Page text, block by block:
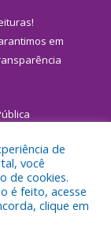
!
em
Municipal de
de
você
de cookies.
é feito, acesse
clique em